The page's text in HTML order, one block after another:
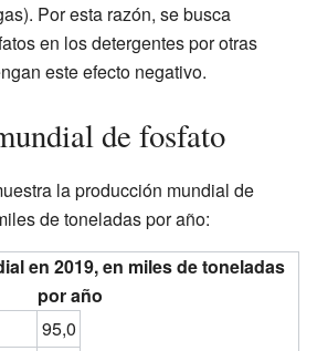
Por esta razón, se busca
en los detergentes por otras
este efecto negativo.
de fosfato
la producción mundial de
de toneladas por año:
en 2019, en miles de toneladas
por año
95,0